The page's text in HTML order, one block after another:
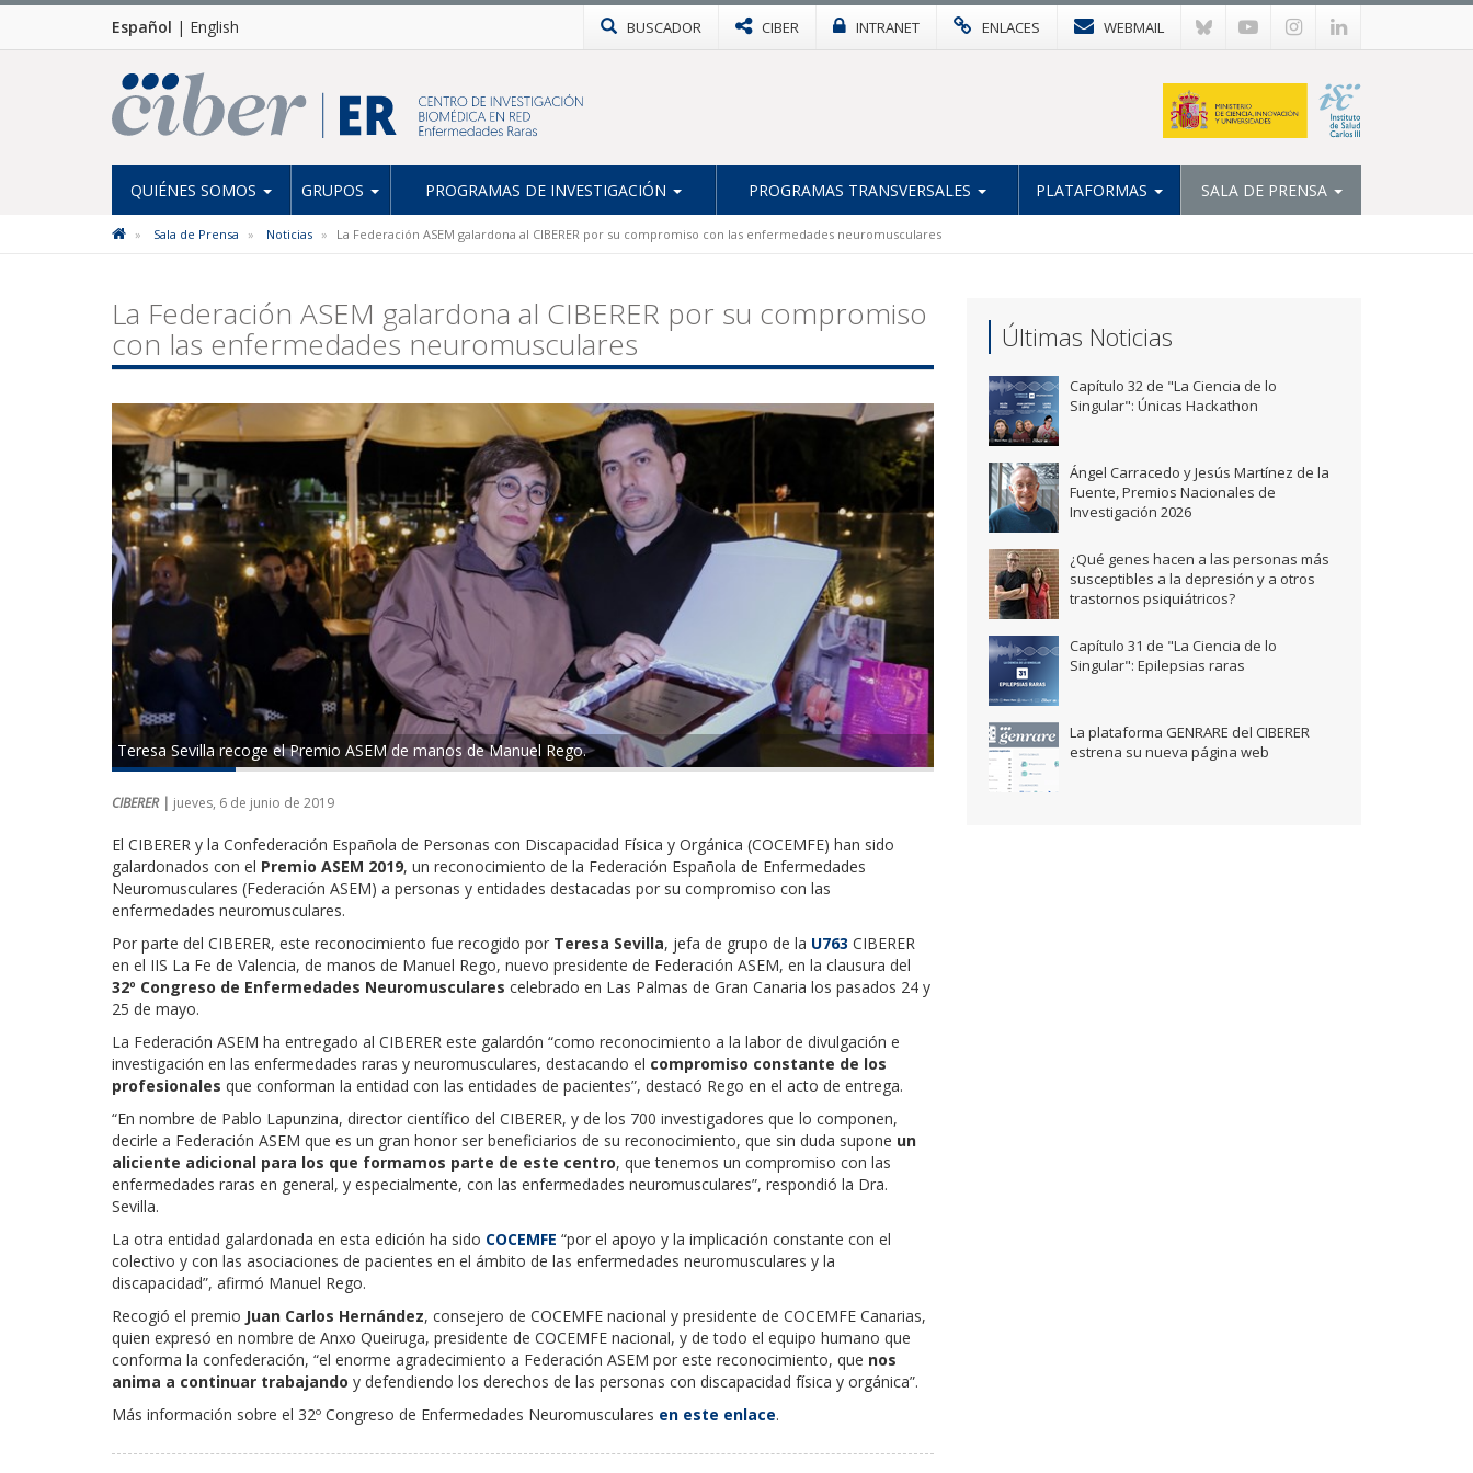
Español | English BUSCADOR CIBER INTRANET ENLACES WEBMAIL
QUIÉNES SOMOS GRUPOS PROGRAMAS DE INVESTIGACIÓN PROGRAMAS TRANSVERSALES PLATAFORMAS SALA DE PRENSA
Sala de Prensa Noticias La Federación ASEM galardona al CIBERER por su compromiso con las enfermedades neuromusculares
La Federación ASEM galardona al CIBERER por su compromiso
con las enfermedades neuromusculares
Teresa Sevilla recoge el Premio ASEM de manos de Manuel Rego.
CIBERER | jueves, 6 de junio de 2019
El CIBERER y la Confederación Española de Personas con Discapacidad Física y Orgánica (COCEMFE) han sido
galardonados con el Premio ASEM 2019, un reconocimiento de la Federación Española de Enfermedades
Neuromusculares (Federación ASEM) a personas y entidades destacadas por su compromiso con las
enfermedades neuromusculares.
Por parte del CIBERER, este reconocimiento fue recogido por Teresa Sevilla, jefa de grupo de la U763 CIBERER
en el IIS La Fe de Valencia, de manos de Manuel Rego, nuevo presidente de Federación ASEM, en la clausura del
32º Congreso de Enfermedades Neuromusculares celebrado en Las Palmas de Gran Canaria los pasados 24 y
25 de mayo.
La Federación ASEM ha entregado al CIBERER este galardón “como reconocimiento a la labor de divulgación e
investigación en las enfermedades raras y neuromusculares, destacando el compromiso constante de los
profesionales que conforman la entidad con las entidades de pacientes”, destacó Rego en el acto de entrega.
“En nombre de Pablo Lapunzina, director científico del CIBERER, y de los 700 investigadores que lo componen,
decirle a Federación ASEM que es un gran honor ser beneficiarios de su reconocimiento, que sin duda supone un
aliciente adicional para los que formamos parte de este centro, que tenemos un compromiso con las
enfermedades raras en general, y especialmente, con las enfermedades neuromusculares”, respondió la Dra.
Sevilla.
La otra entidad galardonada en esta edición ha sido COCEMFE “por el apoyo y la implicación constante con el
colectivo y con las asociaciones de pacientes en el ámbito de las enfermedades neuromusculares y la
discapacidad”, afirmó Manuel Rego.
Recogió el premio Juan Carlos Hernández, consejero de COCEMFE nacional y presidente de COCEMFE Canarias,
quien expresó en nombre de Anxo Queiruga, presidente de COCEMFE nacional, y de todo el equipo humano que
conforma la confederación, “el enorme agradecimiento a Federación ASEM por este reconocimiento, que nos
anima a continuar trabajando y defendiendo los derechos de las personas con discapacidad física y orgánica”.
Más información sobre el 32º Congreso de Enfermedades Neuromusculares en este enlace.
Últimas Noticias
Capítulo 32 de "La Ciencia de lo
Singular": Únicas Hackathon
Ángel Carracedo y Jesús Martínez de la
Fuente, Premios Nacionales de
Investigación 2026
¿Qué genes hacen a las personas más
susceptibles a la depresión y a otros
trastornos psiquiátricos?
Capítulo 31 de "La Ciencia de lo
Singular": Epilepsias raras
La plataforma GENRARE del CIBERER
estrena su nueva página web